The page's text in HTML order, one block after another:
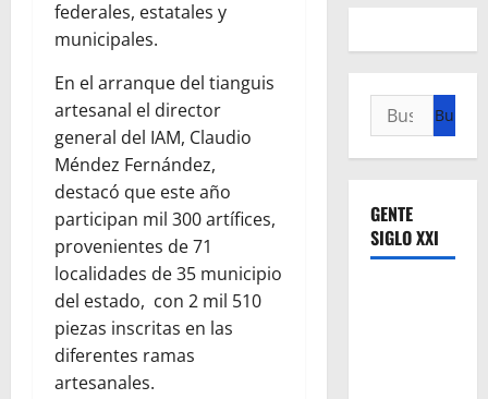
federales, estatales y
municipales.
En el arranque del tianguis
artesanal el director
general del IAM, Claudio
Méndez Fernández,
destacó que este año
participan mil 300 artífices,
provenientes de 71
localidades de 35 municipio
del estado, con 2 mil 510
piezas inscritas en las
diferentes ramas
artesanales.
Buscar:
GENTE
SIGLO XXI